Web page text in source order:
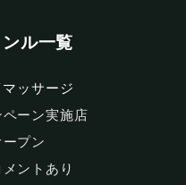
ル一覧
ッサージ
ペーン実施店
プン
ントあり